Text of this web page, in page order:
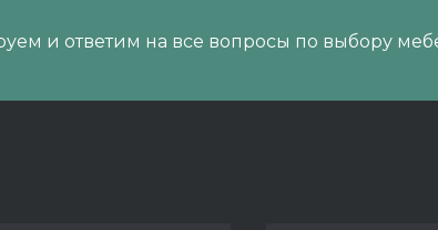
и ответим на все вопросы по выбору